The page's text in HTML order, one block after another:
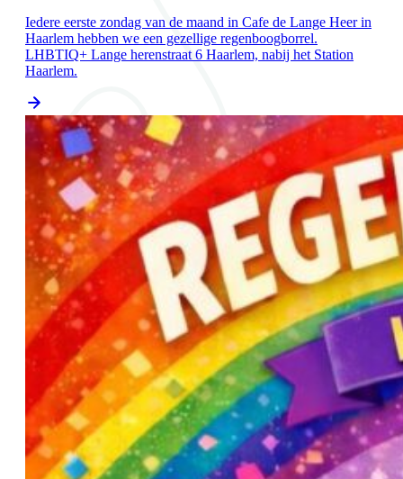
Iedere eerste zondag van de maand in Cafe de Lange Heer in
Haarlem hebben we een gezellige regenboogborrel.
LHBTIQ+ Lange herenstraat 6 Haarlem, nabij het Station
Haarlem.